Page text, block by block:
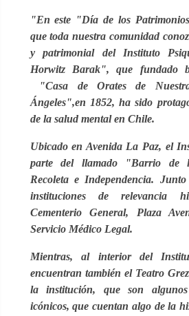
"En este "Día de los
que toda nuestra comunidad
y patrimonial del Instituto
Horwitz Barak", que fundado
"Casa de Orates de
Ángeles",en 1852, ha sido
de la salud mental en Chile.
Ubicado en Avenida La Paz, el
parte del llamado "Barrio de
Recoleta e Independencia.
instituciones de relevancia
Cementerio General, Plaza
Servicio Médico Legal.
Mientras, al interior del
encuentran también el Teatro
la institución, que son
icónicos, que cuentan algo de la